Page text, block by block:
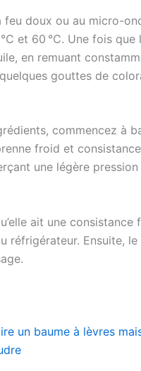
doux ou au micro-
et 60 °C. Une fois
en remuant
gouttes de
commencez à
froid et
une légère
ait une consistance
réfrigérateur. Ensuite,
un baume à lèvres